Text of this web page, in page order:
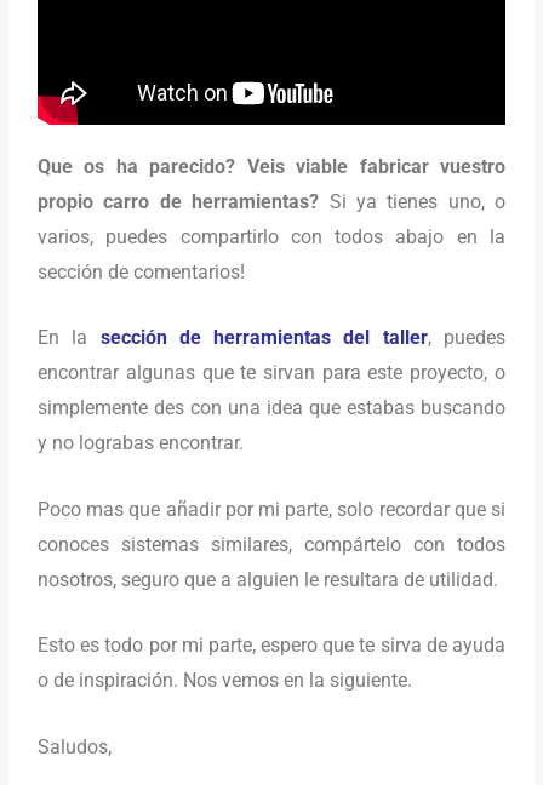
Que os ha parecido? Veis viable fabricar vuestro
propio carro de herramientas? Si ya tienes uno, o
varios, puedes compartirlo con todos abajo en la
sección de comentarios!
En la sección de herramientas del taller, puedes
encontrar algunas que te sirvan para este proyecto, o
simplemente des con una idea que estabas buscando
y no lograbas encontrar.
Poco mas que añadir por mi parte, solo recordar que si
conoces sistemas similares, compártelo con todos
nosotros, seguro que a alguien le resultara de utilidad.
Esto es todo por mi parte, espero que te sirva de ayuda
o de inspiración. Nos vemos en la siguiente.
Saludos,